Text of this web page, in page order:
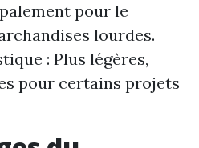
pour le
lourdes.
: Plus légères,
pour certains projets